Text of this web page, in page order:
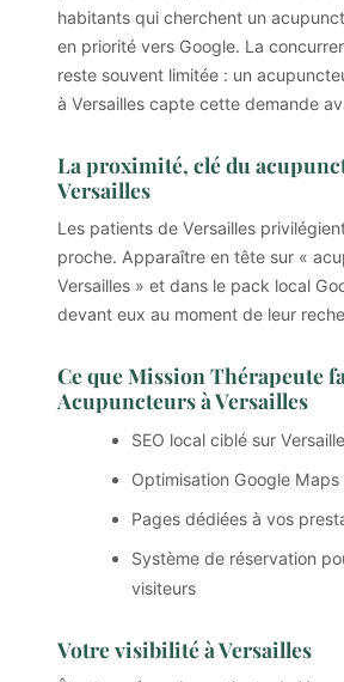
habitants qui cherchent un
en priorité vers Google. La
reste souvent limitée : un
à Versailles capte cette demande
La proximité, clé du
Versailles
Les patients de Versailles
proche. Apparaître en tête sur «
Versailles » et dans le pack local
devant eux au moment de leur
Ce que Mission Thérapeute
Acupuncteurs à Versailles
SEO local ciblé sur
Optimisation Google
Pages dédiées à vos
Système de réservation
visiteurs
Votre visibilité à Versailles